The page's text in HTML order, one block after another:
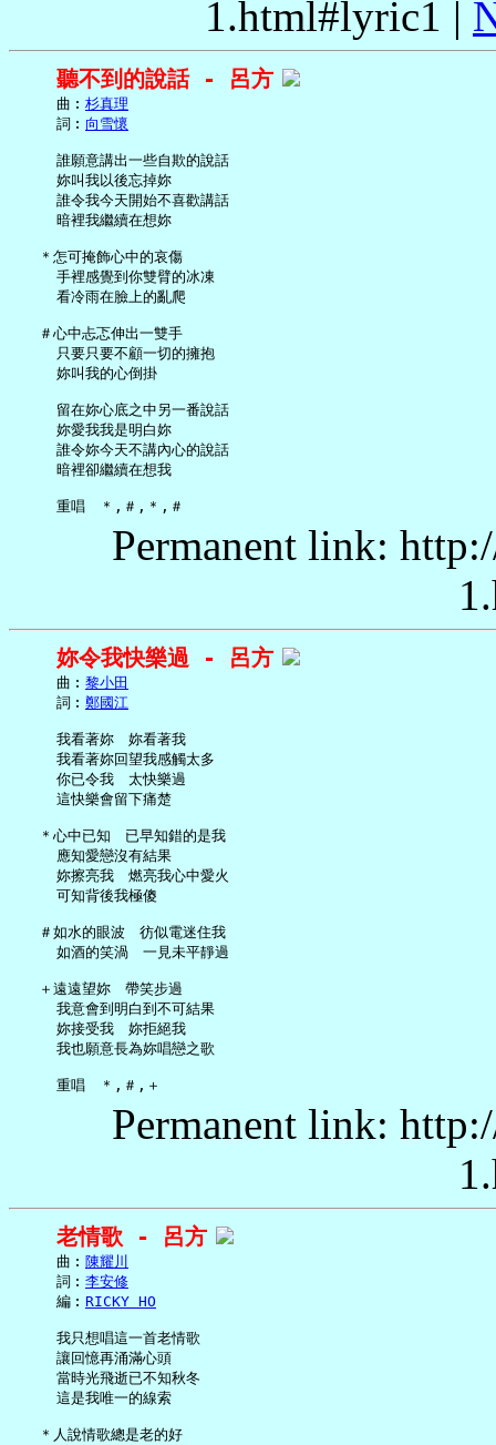
1.html#lyric1 |
聽不到的說話 - 呂方
     曲︰
杉真理
     詞︰
向雪懷
     誰願意講出一些自欺的說話
     妳叫我以後忘掉妳
     誰令我今天開始不喜歡講話
     暗裡我繼續在想妳
   ＊怎可掩飾心中的哀傷
     手裡感覺到你雙臂的冰凍
     看冷雨在臉上的亂爬
   ＃心中忐忑伸出一雙手
     只要只要不顧一切的擁抱
     妳叫我的心倒掛
     留在妳心底之中另一番說話
     妳愛我我是明白妳
     誰令妳今天不講內心的說話
     暗裡卻繼續在想我
Permanent link:
妳令我快樂過 - 呂方
     曲︰
黎小田
     詞︰
鄭國江
     我看著妳　妳看著我
     我看著妳回望我感觸太多
     你已令我　太快樂過
     這快樂會留下痛楚
   ＊心中已知　已早知錯的是我
     應知愛戀沒有結果
     妳擦亮我　燃亮我心中愛火
     可知背後我極傻
   ＃如水的眼波　彷似電迷住我
     如酒的笑渦　一見未平靜過
   ＋遠遠望妳　帶笑步過
     我意會到明白到不可結果
     妳接受我　妳拒絕我
     我也願意長為妳唱戀之歌
Permanent link:
老情歌 - 呂方
     曲︰
陳耀川
     詞︰
李安修
     編︰
RICKY HO
     我只想唱這一首老情歌
     讓回憶再涌滿心頭
     當時光飛逝已不知秋冬
     這是我唯一的線索
   ＊人說情歌總是老的好